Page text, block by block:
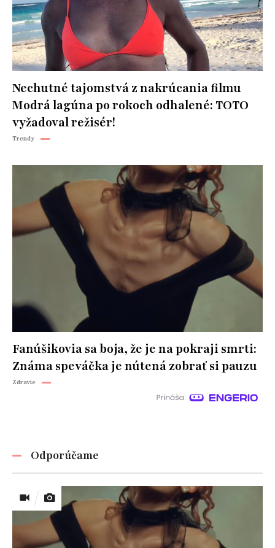
Nechutné tajomstvá z nakrúcania filmu
Modrá lagúna po rokoch odhalené: TOTO
vyžadoval režisér!
Trendy
Fanúšikovia sa boja, že je na pokraji smrti:
Známa speváčka je nútená zobrať si pauzu
Zdravie
Odporúčame